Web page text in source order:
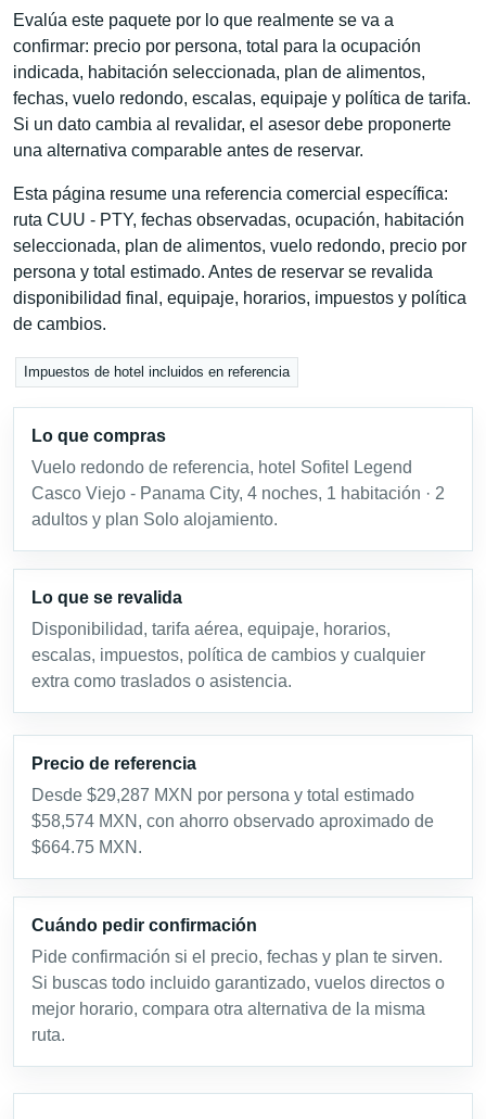
Evalúa este paquete por lo que realmente se va a
confirmar: precio por persona, total para la ocupación
indicada, habitación seleccionada, plan de alimentos,
fechas, vuelo redondo, escalas, equipaje y política de tarifa.
Si un dato cambia al revalidar, el asesor debe proponerte
una alternativa comparable antes de reservar.
Esta página resume una referencia comercial específica:
ruta CUU - PTY, fechas observadas, ocupación, habitación
seleccionada, plan de alimentos, vuelo redondo, precio por
persona y total estimado. Antes de reservar se revalida
disponibilidad final, equipaje, horarios, impuestos y política
de cambios.
Impuestos de hotel incluidos en referencia
Lo que compras
Vuelo redondo de referencia, hotel Sofitel Legend
Casco Viejo - Panama City, 4 noches, 1 habitación · 2
adultos y plan Solo alojamiento.
Lo que se revalida
Disponibilidad, tarifa aérea, equipaje, horarios,
escalas, impuestos, política de cambios y cualquier
extra como traslados o asistencia.
Precio de referencia
Desde $29,287 MXN por persona y total estimado
$58,574 MXN, con ahorro observado aproximado de
$664.75 MXN.
Cuándo pedir confirmación
Pide confirmación si el precio, fechas y plan te sirven.
Si buscas todo incluido garantizado, vuelos directos o
mejor horario, compara otra alternativa de la misma
ruta.